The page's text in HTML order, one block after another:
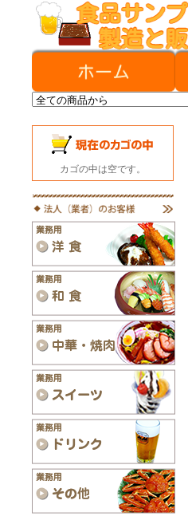
カゴの中は空です。